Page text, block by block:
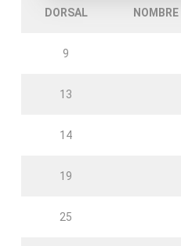
DORSAL NOMBRE
9
13
14
19
25